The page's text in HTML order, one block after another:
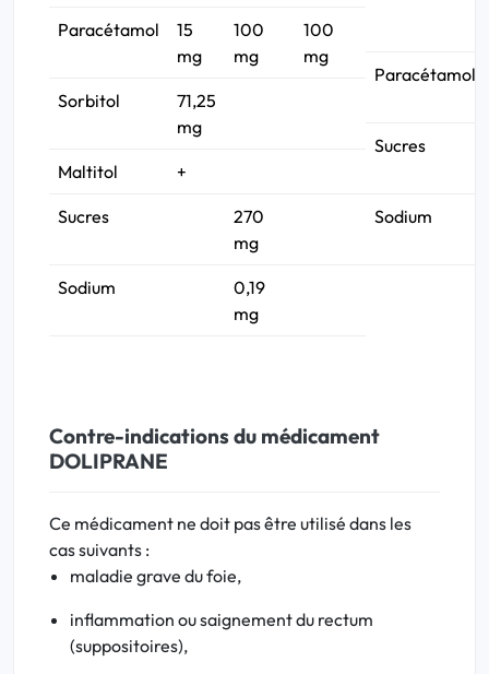
Paracétamol
15
mg
100
mg
100
mg
Sorbitol
71,25
mg
Maltitol +
Sucres
270
mg
Sodium
0,19
mg
Paracétamol
Sucres
Sodium
Contre-indications du médicament
DOLIPRANE
Ce médicament ne doit pas être utilisé dans les
cas suivants :
maladie grave du foie,
inflammation ou saignement du rectum
(suppositoires),